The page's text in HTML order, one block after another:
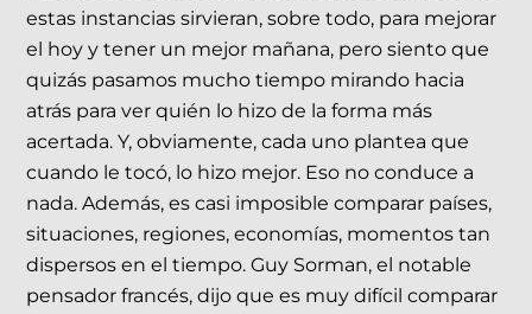
estas instancias sirvieran, sobre todo, para mejorar
el hoy y tener un mejor mañana, pero siento que
quizás pasamos mucho tiempo mirando hacia
atrás para ver quién lo hizo de la forma más
acertada. Y, obviamente, cada uno plantea que
cuando le tocó, lo hizo mejor. Eso no conduce a
nada. Además, es casi imposible comparar países,
situaciones, regiones, economías, momentos tan
dispersos en el tiempo. Guy Sorman, el notable
pensador francés, dijo que es muy difícil comparar